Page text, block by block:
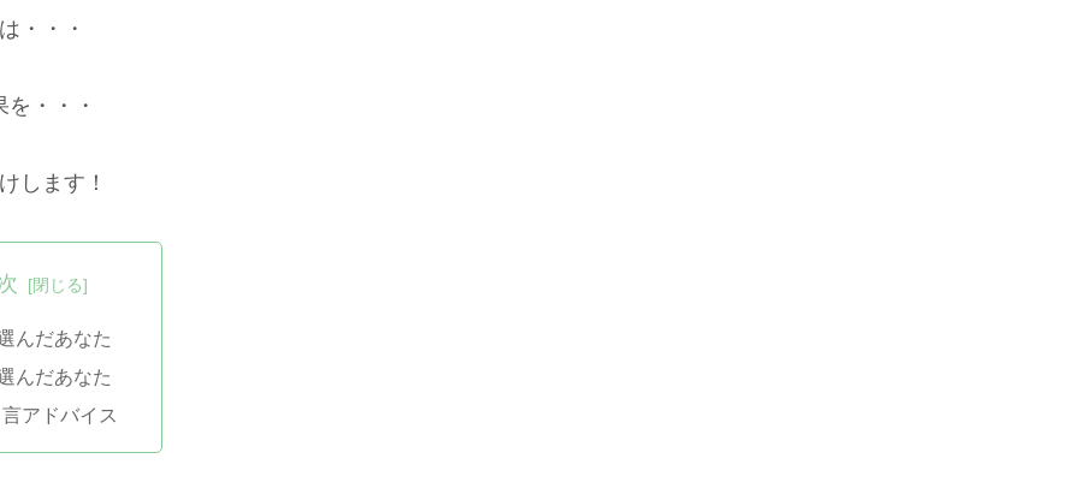
・・・
を・・・
します！
んだあなた
んだあなた
アドバイス